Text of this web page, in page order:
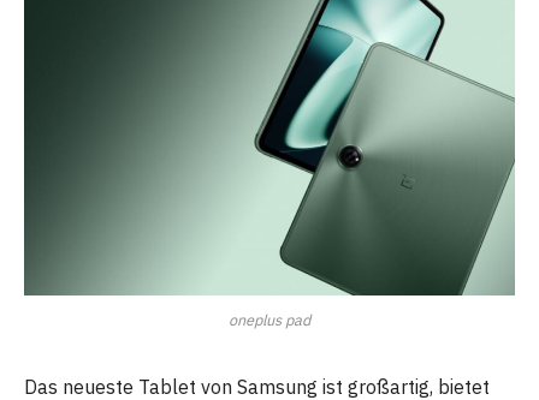
oneplus pad
Das neueste Tablet von Samsung ist großartig, bietet